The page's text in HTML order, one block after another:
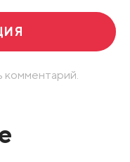
комментарий.